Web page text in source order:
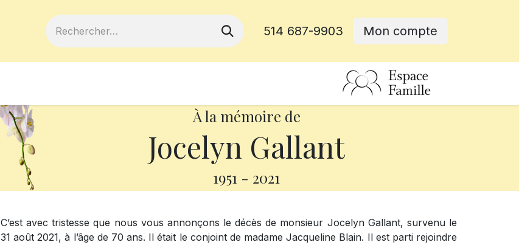
514 687-9903 Mon compte
À la mémoire de
Jocelyn Gallant
1951 - 2021
C’est avec tristesse que nous vous annonçons le décès de monsieur Jocelyn Gallant, survenu le
31 août 2021, à l’âge de 70 ans. Il était le conjoint de madame Jacqueline Blain. Il est parti rejoindre